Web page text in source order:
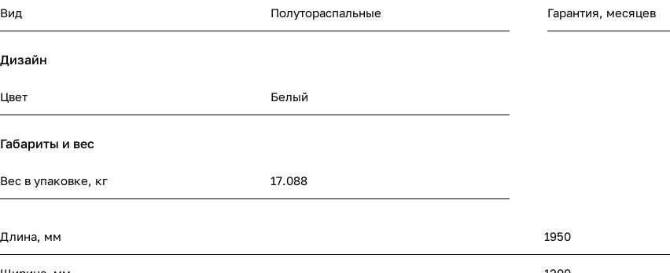
Вид Полутораспальные Гарантия, месяцев
Дизайн
Цвет Белый
Габариты и вес
Вес в упаковке, кг 17.088
Длина, мм 1950